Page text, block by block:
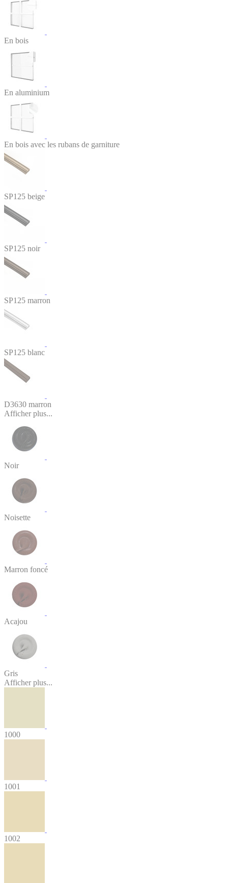
En bois
En aluminium
En bois avec les rubans de garniture
SP125 beige
SP125 noir
SP125 marron
SP125 blanc
D3630 marron
Afficher plus...
Noir
Noisette
Marron foncé
Acajou
Gris
Afficher plus...
1000
1001
1002